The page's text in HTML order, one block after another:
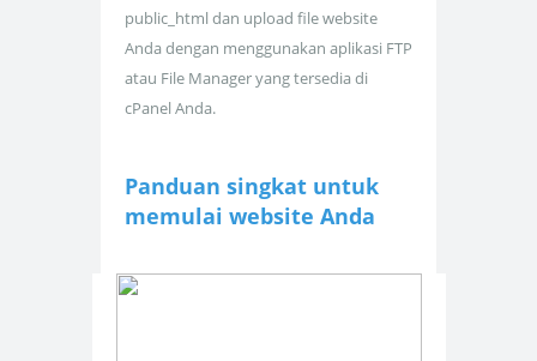
public_html dan upload file website
Anda dengan menggunakan aplikasi FTP
atau File Manager yang tersedia di
cPanel Anda.
Panduan singkat untuk
memulai website Anda